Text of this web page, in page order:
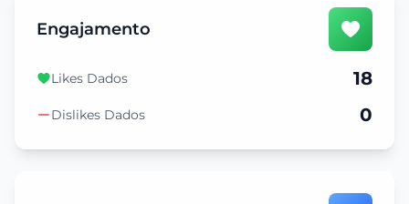
Engajamento
Likes Dados 18
Dislikes Dados 0